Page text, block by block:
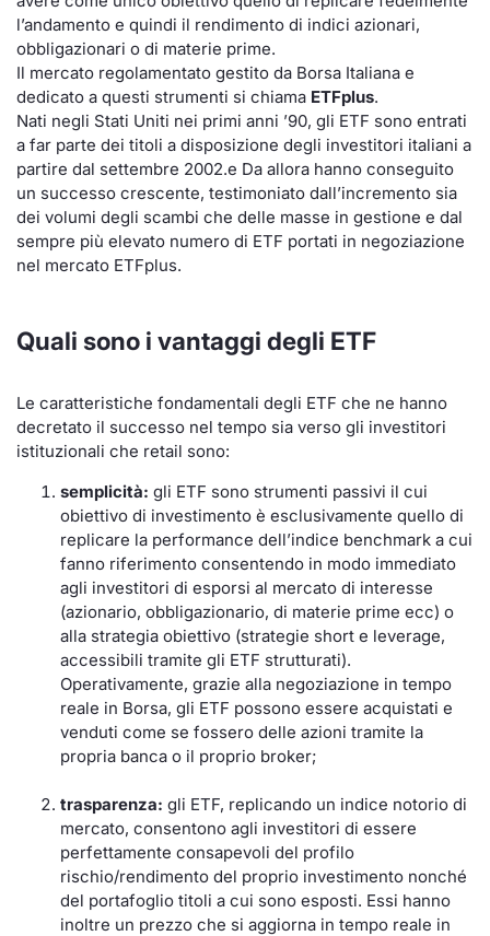
l’andamento e quindi il rendimento di indici azionari,
obbligazionari o di materie prime.
Il mercato regolamentato gestito da Borsa Italiana e
dedicato a questi strumenti si chiama ETFplus.
Nati negli Stati Uniti nei primi anni ’90, gli ETF sono entrati
a far parte dei titoli a disposizione degli investitori italiani a
partire dal settembre 2002.e Da allora hanno conseguito
un successo crescente, testimoniato dall’incremento sia
dei volumi degli scambi che delle masse in gestione e dal
sempre più elevato numero di ETF portati in negoziazione
nel mercato ETFplus.
Quali sono i vantaggi degli ETF
Le caratteristiche fondamentali degli ETF che ne hanno
decretato il successo nel tempo sia verso gli investitori
istituzionali che retail sono:
semplicità: gli ETF sono strumenti passivi il cui
obiettivo di investimento è esclusivamente quello di
replicare la performance dell’indice benchmark a cui
fanno riferimento consentendo in modo immediato
agli investitori di esporsi al mercato di interesse
(azionario, obbligazionario, di materie prime ecc) o
alla strategia obiettivo (strategie short e leverage,
accessibili tramite gli ETF strutturati).
Operativamente, grazie alla negoziazione in tempo
reale in Borsa, gli ETF possono essere acquistati e
venduti come se fossero delle azioni tramite la
propria banca o il proprio broker;
trasparenza: gli ETF, replicando un indice notorio di
mercato, consentono agli investitori di essere
perfettamente consapevoli del profilo
rischio/rendimento del proprio investimento nonché
del portafoglio titoli a cui sono esposti. Essi hanno
inoltre un prezzo che si aggiorna in tempo reale in
IPO e
Cambi
Per emittenti
Documenti
Formazione ETF BONO
OAT
BUND
Avvisi
Market
KID
KID/
Milan
Notizie
Notizie e Formazione
Chi siamo
Servizi
Analisi
Mifid 2